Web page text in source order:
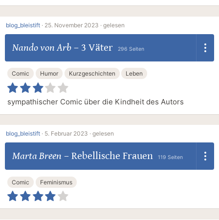
blog_bleistift · 25. November 2023 · gelesen
Nando von Arb– 3 Väter 296 Seiten
Comic Humor Kurzgeschichten Leben
sympathischer Comic über die Kindheit des Autors
blog_bleistift · 5. Februar 2023 · gelesen
Marta Breen – Rebellische Frauen 119 Seiten
Comic Feminismus